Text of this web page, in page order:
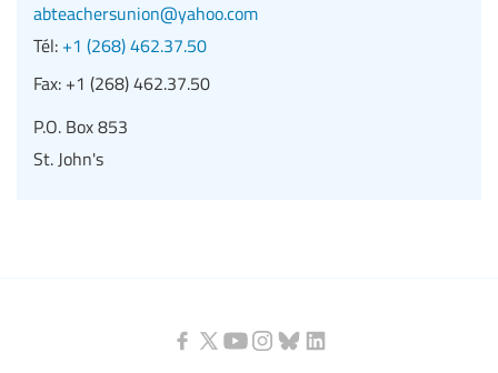
abteachersunion@yahoo.com
Tél: +1 (268) 462.37.50
Fax: +1 (268) 462.37.50
P.O. Box 853
St. John's